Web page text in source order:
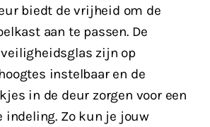
biedt de vrijheid om de
aan te passen. De
zijn op
instelbaar en de
in de deur zorgen voor een
indeling. Zo kun je jouw